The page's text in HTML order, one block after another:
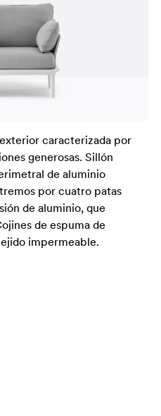
caracterizada por
generosas. Sillón
de aluminio
por cuatro patas
de aluminio, que
de espuma de
impermeable.